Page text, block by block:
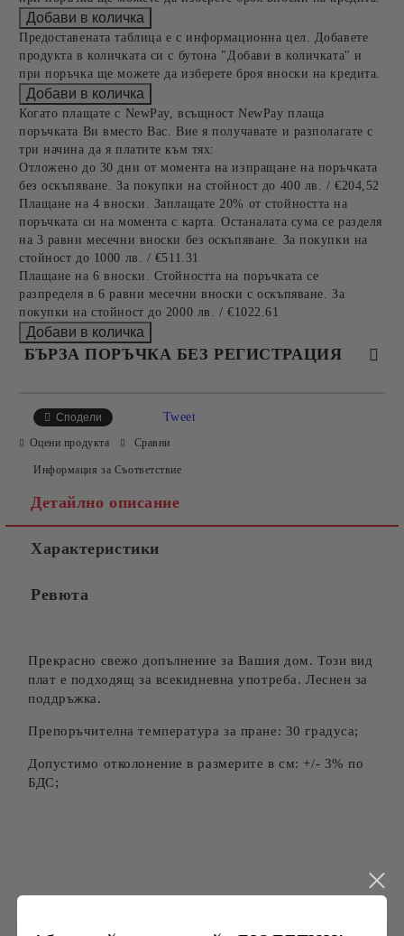
Предоставената таблица е с информационна цел. Добавете
продукта в количката си с бутона "Добави в количката" и
при поръчка ще можете да изберете броя вноски на кредита.
Когато плащате с NewPay, всъщност NewPay плаща
поръчката Ви вместо Вас. Вие я получавате и разполагате с
три начина да я платите към тях:
Отложено до 30 дни от момента на изпращане на поръчката
без оскъпяване. За покупки на стойност до 400 лв. / €204,52
Плащане на 4 вноски. Заплащате 20% от стойността на
поръчката си на момента с карта. Останалата сума се разделя
на 3 равни месечни вноски без оскъпяване. За покупки на
стойност до 1000 лв. / €511.31
Плащане на 6 вноски. Стойността на поръчката се
разпределя в 6 равни месечни вноски с оскъпяване. За
покупки на стойност до 2000 лв. / €1022.61
БЪРЗА ПОРЪЧКА БЕЗ РЕГИСТРАЦИЯ
Ние ще се свържем с вас в рамките на работния ден.
Сподели Tweet
Оцени продукта Сравни
Информация за Съответствие
Детайлно описание
Характеристики
Ревюта
Прекрасно свежо допълнение за Вашия дом. Този вид
плат е подходящ за всекидневна употреба. Леснен за
поддръжка.
Препоръчителна температура за пране: 30 градуса;
Допустимо отколонение в размерите в см: +/- 3% по
БДС;